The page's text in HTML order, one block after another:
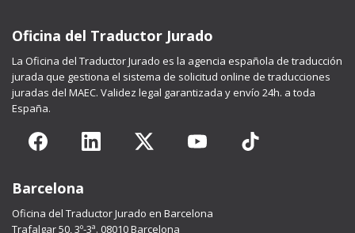
Oficina del Traductor Jurado
La Oficina del Traductor Jurado es la agencia española de traducción
jurada que gestiona el sistema de solicitud online de traducciones
juradas del MAEC. Validez legal garantizada y envío 24h. a toda
España.
Barcelona
Oficina del Traductor Jurado en Barcelona
Trafalgar 50, 3º-3ª. 08010 Barcelona